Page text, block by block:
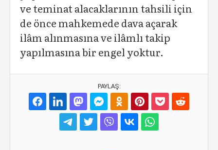
ve teminat alacaklarının tahsili için
de önce mahkemede dava açarak
ilâm alınmasına ve ilâmlı takip
yapılmasına bir engel yoktur.
PAYLAŞ: